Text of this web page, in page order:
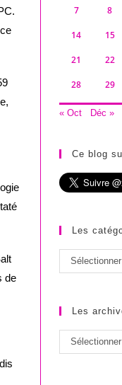
de
7 8
14 15
21 22
28 29
« Oct Déc »
Ce blog
Les
Les
catégories
Les
Les
archives